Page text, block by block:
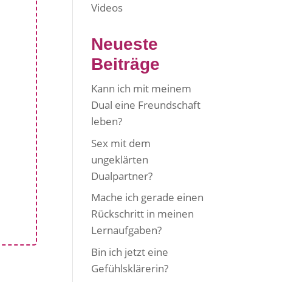
Videos
Neueste
Beiträge
Kann ich mit meinem
Dual eine Freundschaft
leben?
Sex mit dem
ungeklärten
Dualpartner?
Mache ich gerade einen
Rückschritt in meinen
Lernaufgaben?
Bin ich jetzt eine
Gefühlsklärerin?